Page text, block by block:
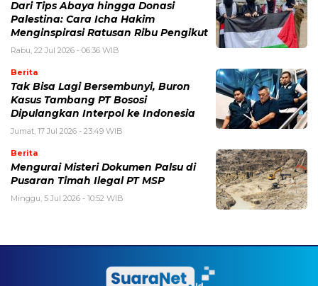
Dari Tips Abaya hingga Donasi
Palestina: Cara Icha Hakim
Menginspirasi Ratusan Ribu Pengikut
Rabu, 22 Jul 2026 - 06:36 WIB
Berita
Tak Bisa Lagi Bersembunyi, Buron
Kasus Tambang PT Bososi
Dipulangkan Interpol ke Indonesia
Jumat, 17 Jul 2026 - 23:49 WIB
Berita
Mengurai Misteri Dokumen Palsu di
Pusaran Timah Ilegal PT MSP
Minggu, 5 Jul 2026 - 10:52 WIB